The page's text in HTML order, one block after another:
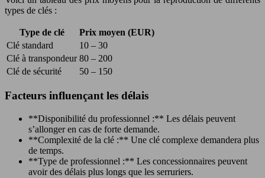
types de clés :
Type de clé
Prix moyen (EUR)
Clé standard
10 – 30
Clé à transpondeur 80 – 200
Clé de sécurité
50 – 150
Facteurs influençant les délais
**Disponibilité du professionnel :** Les délais peuvent
s’allonger en cas de forte demande.
**Complexité de la clé :** Une clé complexe demandera plus
de temps.
**Type de professionnel :** Les concessionnaires peuvent
avoir des délais plus longs que les serruriers.